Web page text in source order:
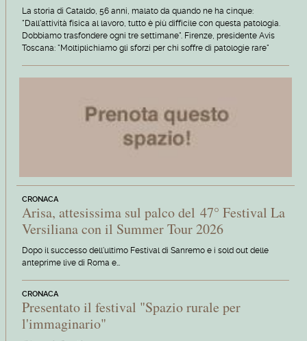
La storia di Cataldo, 56 anni, malato da quando ne ha cinque:
"Dall'attività fisica al lavoro, tutto è più difficile con questa patologia.
Dobbiamo trasfondere ogni tre settimane". Firenze, presidente Avis
Toscana: "Moltiplichiamo gli sforzi per chi soffre di patologie rare"
CRONACA
Arisa, attesissima sul palco del 47° Festival La
Versiliana con il Summer Tour 2026
Dopo il successo dell'ultimo Festival di Sanremo e i sold out delle
anteprime live di Roma e…
CRONACA
Presentato il festival "Spazio rurale per
l'immaginario"